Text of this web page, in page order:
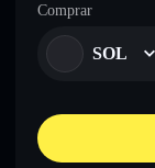
Comprar
SOL